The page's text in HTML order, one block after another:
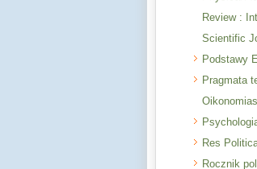
Review :
Scientific
Podstawy
Pragmata
Oikonomias
Res
Rocznik